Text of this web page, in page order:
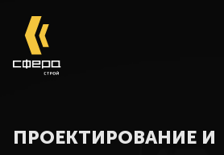
ПРОЕКТИРОВАНИЕ И